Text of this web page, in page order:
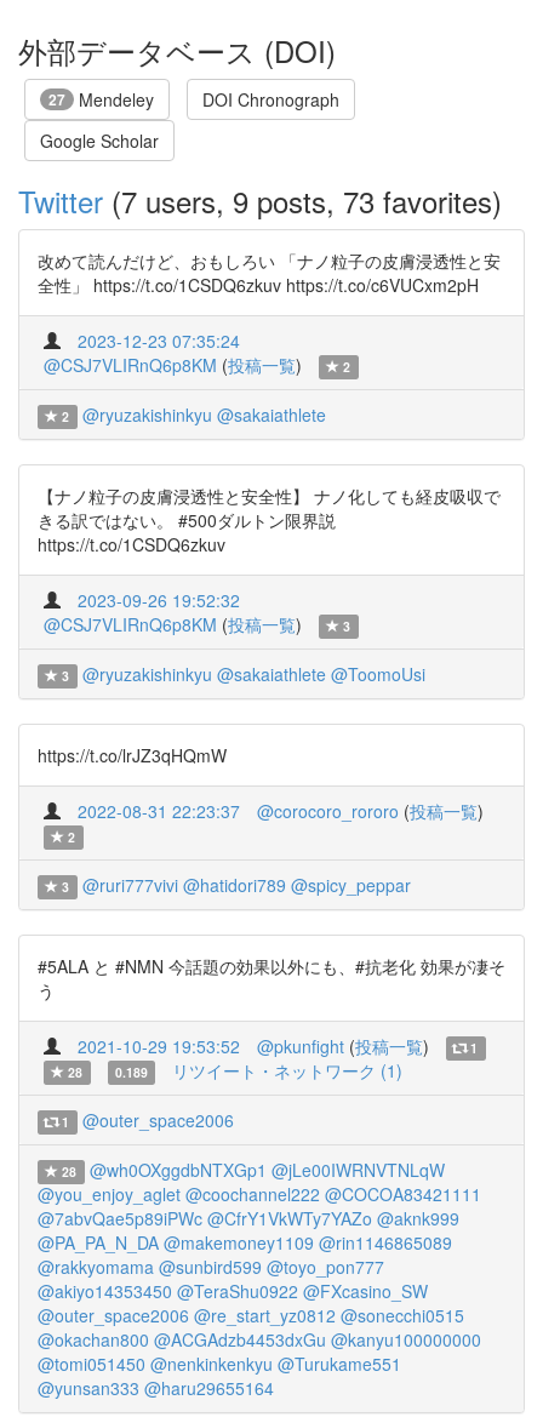
外部データベース (DOI)
27 Mendeley
DOI Chronograph
Google Scholar
Twitter (7 users, 9 posts, 73 favorites)
改めて読んだけど、おもしろい 「ナノ粒子の皮膚浸透性と安
全性」 https://t.co/1CSDQ6zkuv https://t.co/c6VUCxm2pH
2023-12-23 07:35:24
@CSJ7VLIRnQ6p8KM (投稿一覧) 2
2 @ryuzakishinkyu @sakaiathlete
【ナノ粒子の皮膚浸透性と安全性】 ナノ化しても経皮吸収で
きる訳ではない。 #500ダルトン限界説
https://t.co/1CSDQ6zkuv
2023-09-26 19:52:32
@CSJ7VLIRnQ6p8KM (投稿一覧) 3
3 @ryuzakishinkyu @sakaiathlete @ToomoUsi
https://t.co/lrJZ3qHQmW
2022-08-31 22:23:37 @corocoro_rororo (投稿一覧)
2
3 @ruri777vivi @hatidori789 @spicy_peppar
#5ALA と #NMN 今話題の効果以外にも、#抗老化 効果が凄そ
う
2021-10-29 19:53:52 @pkunfight (投稿一覧)
1
28
0.189 リツイート・ネットワーク (1)
1 @outer_space2006
28 @wh0OXggdbNTXGp1 @jLe00IWRNVTNLqW
@you_enjoy_aglet @coochannel222 @COCOA83421111
@7abvQae5p89iPWc @CfrY1VkWTy7YAZo @aknk999
@PA_PA_N_DA @makemoney1109 @rin1146865089
@rakkyomama @sunbird599 @toyo_pon777
@akiyo14353450 @TeraShu0922 @FXcasino_SW
@outer_space2006 @re_start_yz0812 @sonecchi0515
@okachan800 @ACGAdzb4453dxGu @kanyu100000000
@tomi051450 @nenkinkenkyu @Turukame551
@yunsan333 @haru29655164